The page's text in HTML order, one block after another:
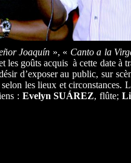
Joaquín », « Canto a la
les goûts acquis à cette date à
d’exposer au public, sur
les lieux et circonstances.
: Evelyn SUÁREZ, flûte;